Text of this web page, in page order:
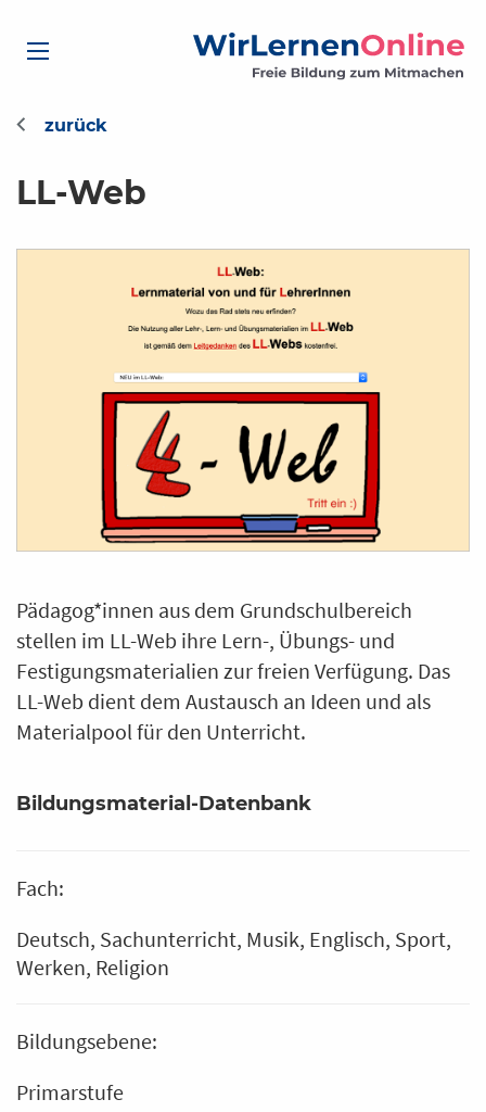
LL-Web
Pädagog*innen aus dem Grundschulbereich
stellen im LL-Web ihre Lern-, Übungs- und
Festigungsmaterialien zur freien Verfügung. Das
LL-Web dient dem Austausch an Ideen und als
Materialpool für den Unterricht.
Bildungsmaterial-Datenbank
Fach:
Deutsch Sachunterricht Musik Englisch Sport
Werken Religion
Bildungsebene:
Primarstufe